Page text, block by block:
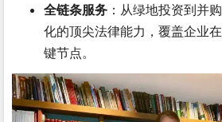
全链条服务 ：从绿地投资到并
化的顶尖法律能力，覆盖企业
键节点。